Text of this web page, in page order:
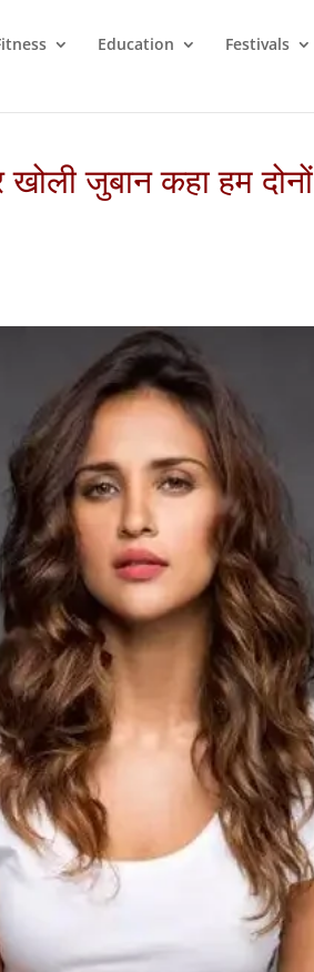
Education Festivals
जुबान कहा हम दोनों